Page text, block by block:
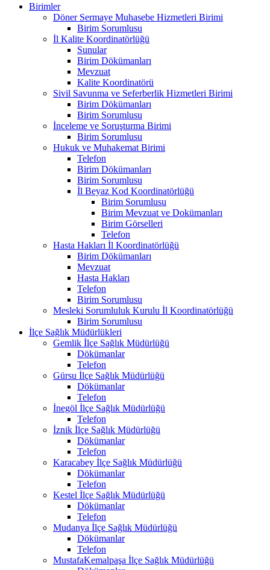
Birimler
Döner Sermaye Muhasebe Hizmetleri Birimi
Birim Sorumlusu
İl Kalite Koordinatörlüğü
Sunular
Birim Dökümanları
Mevzuat
Kalite Koordinatörü
Sivil Savunma ve Seferberlik Hizmetleri Birimi
Birim Dökümanları
Birim Sorumlusu
İnceleme ve Soruşturma Birimi
Birim Sorumlusu
Hukuk ve Muhakemat Birimi
Telefon
Birim Dökümanları
Birim Sorumlusu
İl Beyaz Kod Koordinatörlüğü
Birim Sorumlusu
Birim Mevzuat ve Dokümanları
Birim Görselleri
Telefon
Hasta Hakları İl Koordinatörlüğü
Birim Dökümanları
Mevzuat
Hasta Hakları
Telefon
Birim Sorumlusu
Mesleki Sorumluluk Kurulu İl Koordinatörlüğü
Birim Sorumlusu
İlçe Sağlık Müdürlükleri
Gemlik İlçe Sağlık Müdürlüğü
Dökümanlar
Telefon
Gürsu İlçe Sağlık Müdürlüğü
Dökümanlar
Telefon
İnegöl İlçe Sağlık Müdürlüğü
Telefon
İznik İlçe Sağlık Müdürlüğü
Dökümanlar
Telefon
Karacabey İlçe Sağlık Müdürlüğü
Dökümanlar
Telefon
Kestel İlçe Sağlık Müdürlüğü
Dökümanlar
Telefon
Mudanya İlçe Sağlık Müdürlüğü
Dökümanlar
Telefon
MustafaKemalpaşa İlçe Sağlık Müdürlüğü